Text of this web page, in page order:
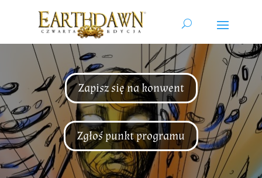
Zapisz się na konwent
Zgłoś punkt programu